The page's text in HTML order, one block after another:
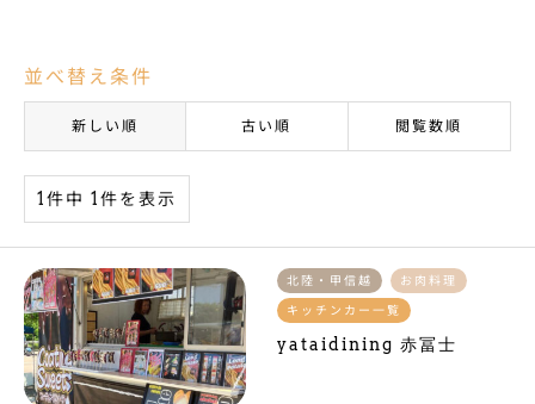
並べ替え条件
新しい順 古い順 閲覧数順
1件中 1件を表示
北陸・甲信越 お肉料理
キッチンカー一覧
yataidining 赤冨士